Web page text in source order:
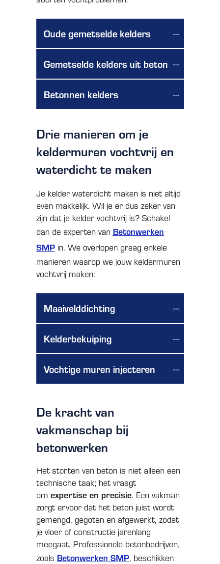
Oude gemetselde kelders
Gemetselde kelders uit beton
Betonnen kelders
Drie manieren om je
keldermuren vochtvrij en
waterdicht te maken
Je kelder waterdicht maken is niet altijd
even makkelijk. Wil je er dus zeker van
zijn dat je kelder vochtvrij is? Schakel
dan de experten van Betonwerken
SMPin. We overlopen graag enkele
manieren waarop we jouw keldermuren
vochtvrij maken:
Maaivelddichting
Kelderbekuiping
Vochtige muren injecteren
De kracht van
vakmanschap bij
betonwerken
Het storten van beton is niet alleen een
technische taak; het vraagt
om expertise en precisie. Een vakman
zorgt ervoor dat het beton juist wordt
gemengd, gegoten en afgewerkt, zodat
je vloer of constructie jarenlang
meegaat. Professionele betonbedrijven,
zoals Betonwerken SMP, beschikken